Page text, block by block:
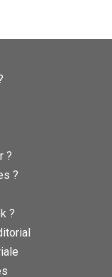
?
?
?